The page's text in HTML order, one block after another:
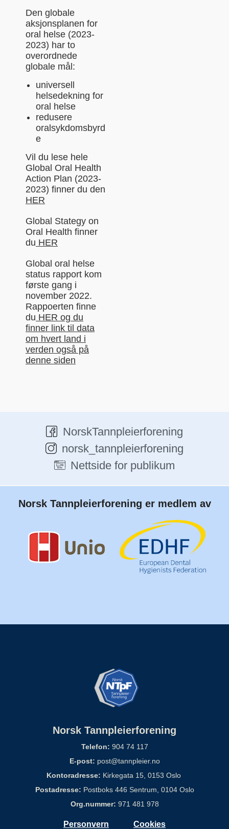
Den globale
aksjonsplanen for
oral helse (2023-
2023) har to
overordnede
globale mål:
universell
helsedekning for
oral helse
redusere
oralsykdomsbyrd
e
Vil du lese hele
Global Oral Health
Action Plan (2023-
2023) finner du den
HER
Global Stategy on
Oral Health finner
du HER
Global oral helse
status rapport kom
første gang i
november 2022.
Rappoerten finne
du HER og du
finner link til data
om hvert land i
verden også på
denne siden
NorskTannpleierforening
norsk_tannpleierforening
Nettside for publikum
Norsk Tannpleierforening er medlem av
Norsk Tannpleierforening
Telefon: 904 74 117
E-post: post@tannpleier.no
Kontoradresse: Kirkegata 15, 0153 Oslo
Postadresse: Postboks 446 Sentrum, 0104 Oslo
Org.nummer: 971 481 978
Personvern Cookies